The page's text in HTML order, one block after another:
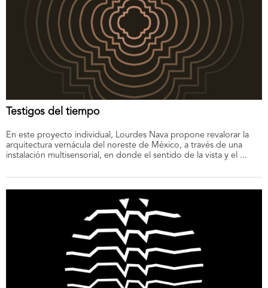
Testigos del tiempo
En este proyecto individual, Lourdes Nava propone revalorar la
arquitectura vernácula del noreste de México, a través de una
instalación multisensorial, en donde el sentido de la vista y el ...